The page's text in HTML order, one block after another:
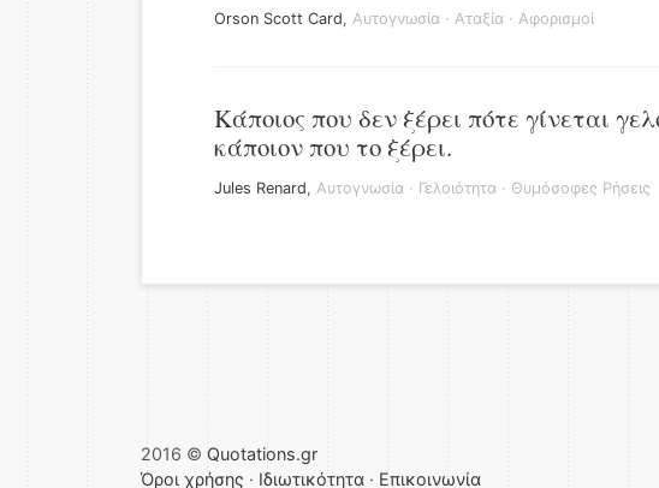
Orson Scott Card, Αυτογνωσία · Αταξία · Αφορισμοί
Κάποιος που δεν ξέρει πότε γίνεται
κάποιον που το ξέρει.
Jules Renard, Αυτογνωσία · Γελοιότητα · Θυμόσοφες Ρήσεις
2016 © Quotations.gr
Όροι χρήσης · Ιδιωτικότητα · Επικοινωνία